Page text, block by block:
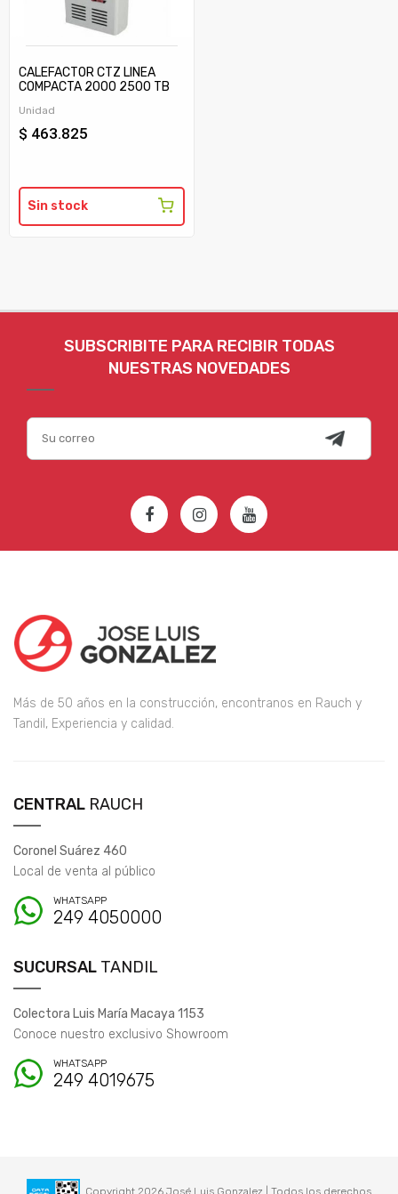
CALEFACTOR CTZ LINEA
COMPACTA 2000 2500 TB
Unidad
$ 463.825
Sin stock
SUBSCRIBITE PARA RECIBIR TODAS
NUESTRAS NOVEDADES
Más de 50 años en la construcción, encontranos en Rauch y
Tandil, Experiencia y calidad.
CENTRAL RAUCH
Coronel Suárez 460
Local de venta al público
WHATSAPP
249 4050000
SUCURSAL TANDIL
Colectora Luis María Macaya 1153
Conoce nuestro exclusivo Showroom
WHATSAPP
249 4019675
Copyright 2026 José Luis Gonzalez | Todos los derechos